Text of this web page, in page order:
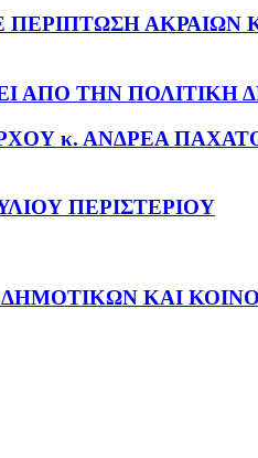
ΣΕ ΠΕΡΙΠΤΩΣΗ
ΑΠΟ ΤΗΝ ΠΟΛΙΤΙΚΗ
κ. ΑΝΔΡΕΑ
ΠΕΡΙΣΤΕΡΙΟΥ
ΚΑΙ